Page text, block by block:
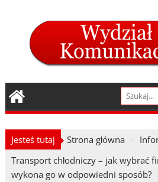
Jesteś tutaj Strona główna
Transport chłodniczy – jak wybrać
wykona go w odpowiedni sposób?